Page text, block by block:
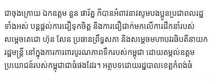
ជាចុងក្រោយ ឯកឧត្តម នួន ផារ័ត្ន ក៏បានអំពាវនាវសូមបងប្អូនប្រជាពលរដ្ឋ
ទាំងអស់ បន្តផ្ដល់ការជឿទុកចិត្ត និងការជឿជាក់មកលើការដឹកនាំរបស់
សម្ដេចតេជោ ហ៊ុន សែន ប្រធានព្រឹទ្ធសភា និងសម្ដេចមហាបវរធិបតីនាយក
រដ្ឋមន្ត្រី នៅក្នុងការការពារបូរណភាពទឹករបស់កម្ពុជា ដោយតម្កល់ឧត្តម
ប្រយោជន៍របស់កម្ពុជាជាធំផងដែរ។ អត្ថបទដោយរដ្ឋបាលខេត្តកំពង់ធំ